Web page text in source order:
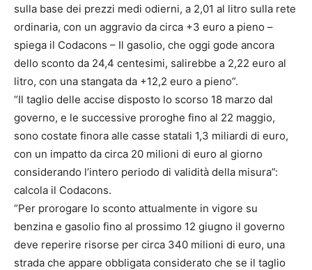
sulla base dei prezzi medi odierni, a 2,01 al litro sulla rete
ordinaria, con un aggravio da circa +3 euro a pieno –
spiega il Codacons – Il gasolio, che oggi gode ancora
dello sconto da 24,4 centesimi, salirebbe a 2,22 euro al
litro, con una stangata da +12,2 euro a pieno”.
“Il taglio delle accise disposto lo scorso 18 marzo dal
governo, e le successive proroghe fino al 22 maggio,
sono costate finora alle casse statali 1,3 miliardi di euro,
con un impatto da circa 20 milioni di euro al giorno
considerando l’intero periodo di validità della misura”:
calcola il Codacons.
“Per prorogare lo sconto attualmente in vigore su
benzina e gasolio fino al prossimo 12 giugno il governo
deve reperire risorse per circa 340 milioni di euro, una
strada che appare obbligata considerato che se il taglio